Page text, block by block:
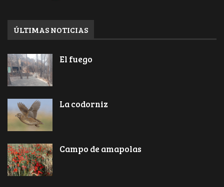
ÚLTIMAS NOTICIAS
El fuego
La codorniz
Campo de amapolas